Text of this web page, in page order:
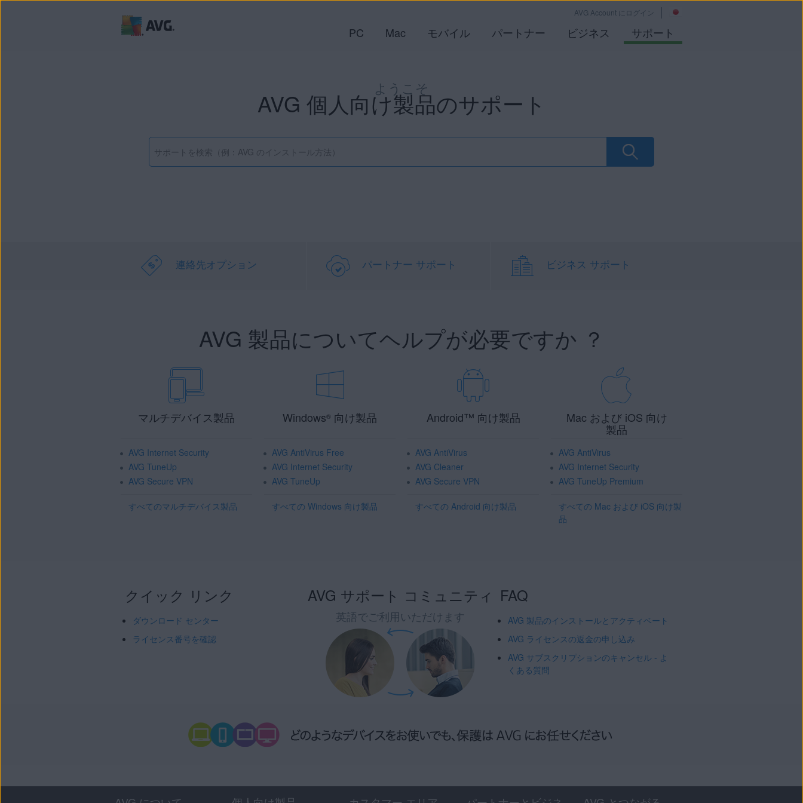
AVG Account にログイン
PC Mac モバイル パートナー ビジネス サポート
ようこそ
AVG 個人向け製品のサポート
連絡先オプション パートナー サポート ビジネス サポート
AVG 製品についてヘルプが必要ですか ？
マルチデバイス製品
AVG Internet Security
AVG TuneUp
AVG Secure VPN
すべてのマルチデバイス製品
Windows® 向け製品
AVG AntiVirus Free
AVG Internet Security
AVG TuneUp
すべての Windows 向け製品
Android™ 向け製品
AVG AntiVirus
AVG Cleaner
AVG Secure VPN
すべての Android 向け製品
Mac および iOS 向け
製品
AVG AntiVirus
AVG Internet Security
AVG TuneUp Premium
すべての Mac および iOS 向け製
品
クイック リンク
ダウンロード センター
ライセンス番号を確認
AVG サポート コミュニティ
英語でご利用いただけます
FAQ
AVG 製品のインストールとアクティベート
AVG ライセンスの返金の申し込み
AVG サブスクリプションのキャンセル - よ
くある質問